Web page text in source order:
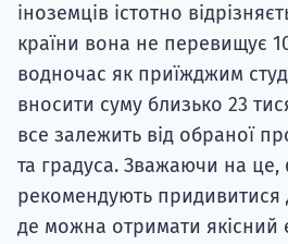
іноземців істотно
країни вона не перевищує
водночас як приїжджим
вносити суму близько 23
все залежить від обраної
та градуса. Зважаючи на це,
рекомендують придивитися
де можна отримати якісний